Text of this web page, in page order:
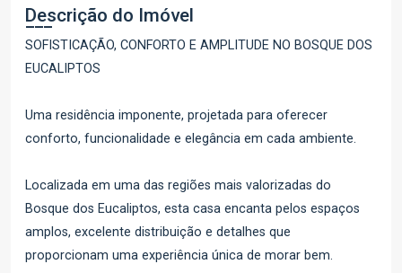
Descrição do Imóvel
SOFISTICAÇÃO, CONFORTO E AMPLITUDE NO BOSQUE DOS
EUCALIPTOS
Uma residência imponente, projetada para oferecer
conforto, funcionalidade e elegância em cada ambiente.
Localizada em uma das regiões mais valorizadas do
Bosque dos Eucaliptos, esta casa encanta pelos espaços
amplos, excelente distribuição e detalhes que
proporcionam uma experiência única de morar bem.